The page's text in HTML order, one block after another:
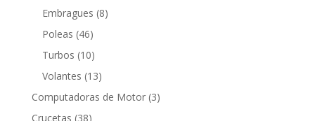
productos
Embragues 88
Poleas 4646
productos
Turbos 1010
productos
Volantes 1313
productos
Computadoras de Motor 33
Crucetas 3838